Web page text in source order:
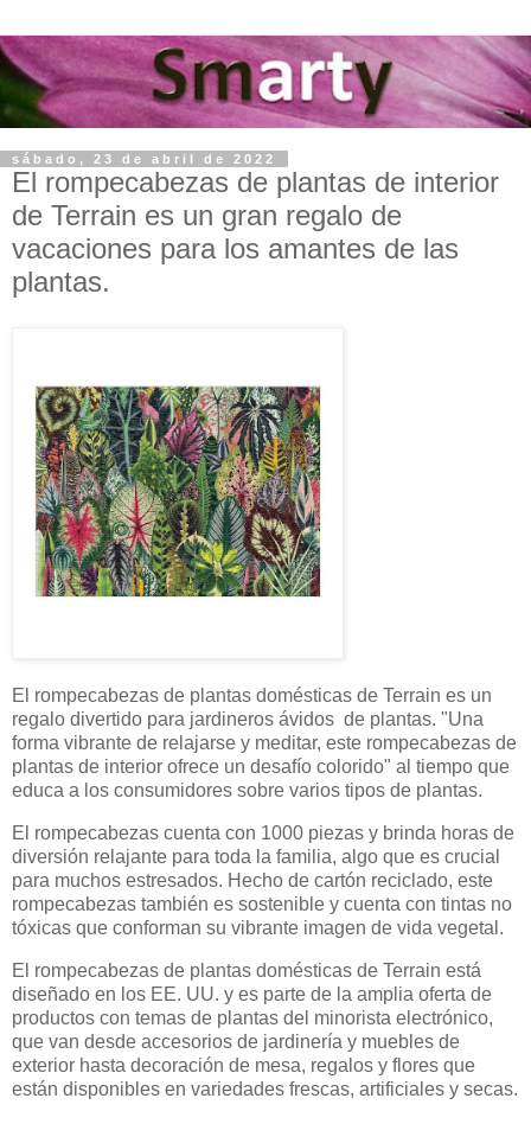
sábado, 23 de abril de 2022
El rompecabezas de plantas de interior
de Terrain es un gran regalo de
vacaciones para los amantes de las
plantas.
El rompecabezas de plantas domésticas de Terrain es un
regalo divertido para jardineros ávidos de plantas. "Una
forma vibrante de relajarse y meditar, este rompecabezas de
plantas de interior ofrece un desafío colorido" al tiempo que
educa a los consumidores sobre varios tipos de plantas.
El rompecabezas cuenta con 1000 piezas y brinda horas de
diversión relajante para toda la familia, algo que es crucial
para muchos estresados. Hecho de cartón reciclado, este
rompecabezas también es sostenible y cuenta con tintas no
tóxicas que conforman su vibrante imagen de vida vegetal.
El rompecabezas de plantas domésticas de Terrain está
diseñado en los EE. UU. y es parte de la amplia oferta de
productos con temas de plantas del minorista electrónico,
que van desde accesorios de jardinería y muebles de
exterior hasta decoración de mesa, regalos y flores que
están disponibles en variedades frescas, artificiales y secas.